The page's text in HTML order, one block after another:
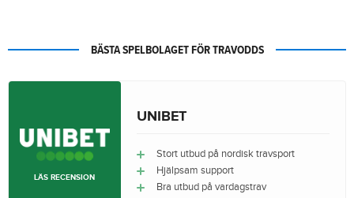
BÄSTA SPELBOLAGET FÖR TRAVODDS
LÄS RECENSION
UNIBET
Stort utbud på nordisk travsport
Hjälpsam support
Bra utbud på vardagstrav